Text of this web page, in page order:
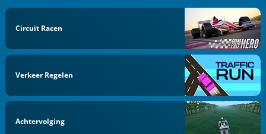
Circuit Racen
Verkeer Regelen
Achtervolging